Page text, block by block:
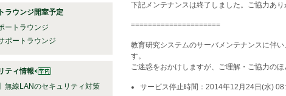
ラウンジ開室予定
ートラウンジ
ポートラウンジ
ティ情報
無線LANのセキュリティ対策
下記メンテナンスは終了しました。ご協力あり
=====================
教育研究システムのサーバメンテナンスに伴
す。
ご迷惑をおかけしますが、ご理解・ご協力のほ
サービス停止時間：2014年12月24日(水)